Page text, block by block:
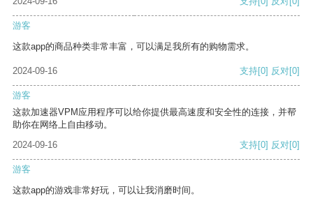
游客
这款app的商品种类非常丰富，可以满足我所有的购物需求。
2024-09-16 支持[0] 反对[0]
游客
这款加速器VPM应用程序可以给你提供最高速度和安全性的连接，并帮
助你在网络上自由移动。
2024-09-16
支持[0] 反对[0]
游客
这款app的游戏非常好玩，可以让我消磨时间。